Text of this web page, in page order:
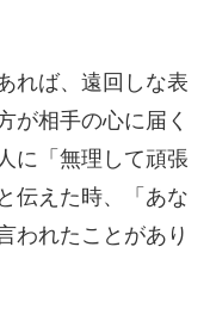
れば、遠回しな表
が相手の心に届く
に「無理して頑張
伝えた時、「あな
われたことがあり